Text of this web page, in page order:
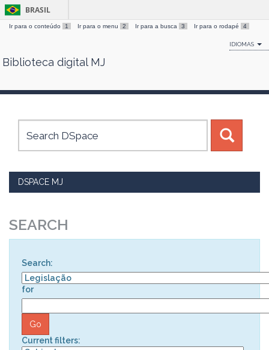
Skip
BRASIL
Ir para o conteúdo 1 Ir para o menu 2 Ir para a busca 3 Ir para o rodapé 4
IDIOMAS
Biblioteca digital MJ
DSPACE MJ
SEARCH
Search:
for
Current filters: